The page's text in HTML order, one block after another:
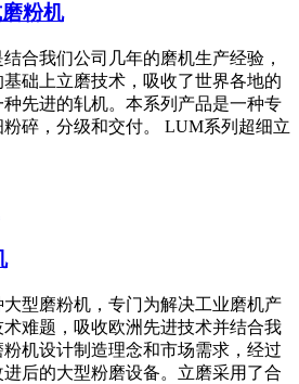
粉机
合我们公司几年的磨机生产经验，
础上立磨技术，吸收了世界各地的
先进的轧机。本系列产品是一种专
碎，分级和交付。 LUM系列超细立
型磨粉机，专门为解决工业磨机产
难题，吸收欧洲先进技术并结合我
机设计制造理念和市场需求，经过
后的大型粉磨设备。立磨采用了合